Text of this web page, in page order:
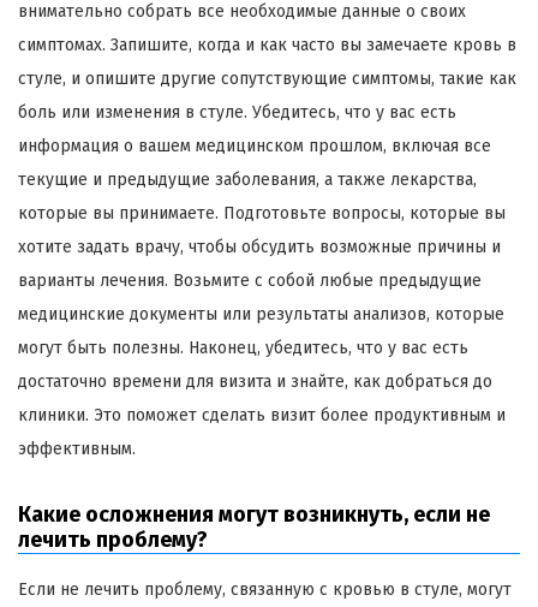
внимательно собрать все необходимые данные о своих
симптомах. Запишите, когда и как часто вы замечаете кровь в
стуле, и опишите другие сопутствующие симптомы, такие как
боль или изменения в стуле. Убедитесь, что у вас есть
информация о вашем медицинском прошлом, включая все
текущие и предыдущие заболевания, а также лекарства,
которые вы принимаете. Подготовьте вопросы, которые вы
хотите задать врачу, чтобы обсудить возможные причины и
варианты лечения. Возьмите с собой любые предыдущие
медицинские документы или результаты анализов, которые
могут быть полезны. Наконец, убедитесь, что у вас есть
достаточно времени для визита и знайте, как добраться до
клиники. Это поможет сделать визит более продуктивным и
эффективным.
Какие осложнения могут возникнуть, если не
лечить проблему?
Если не лечить проблему, связанную с кровью в стуле, могут